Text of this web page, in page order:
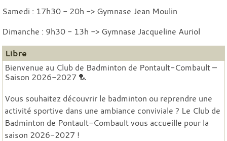
Samedi : 17h30 - 20h -> Gymnase Jean Moulin
Dimanche : 9h30 - 13h -> Gymnase Jacqueline Auriol
Libre
Bienvenue au Club de Badminton de Pontault-Combault –
Saison 2026-2027 🏸
Vous souhaitez découvrir le badminton ou reprendre une
activité sportive dans une ambiance conviviale ? Le Club de
Badminton de Pontault-Combault vous accueille pour la
saison 2026-2027 !